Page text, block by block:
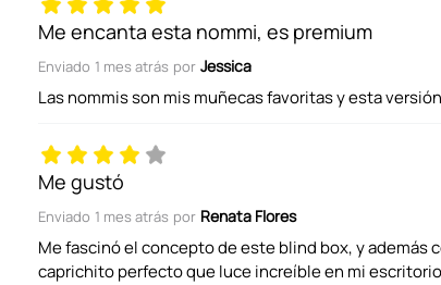
Tu nombre
Dirección de email
Escribe un comentario
Me encanta esta nommi, es premium
Enviado 1 mes atrás por Jessica
Las nommis son mis muñecas favoritas y esta
Me gustó
Enviado 1 mes atrás por Renata Flores
Me fascinó el concepto de este blind box, y además
caprichito perfecto que luce increíble en mi